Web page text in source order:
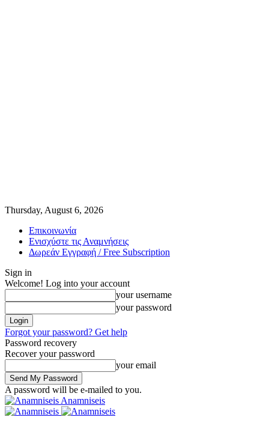
Thursday, August 6, 2026
Επικοινωνία
Ενισχύστε τις Αναμνήσεις
Δωρεάν Εγγραφή / Free Subscription
Sign in
Welcome! Log into your account
your username
your password
Forgot your password? Get help
Password recovery
Recover your password
your email
A password will be e-mailed to you.
Anamniseis